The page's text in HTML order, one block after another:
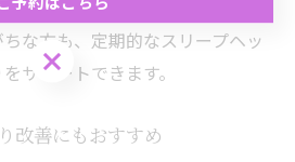
夫がされています。忙しい毎日
な方も、定期的なスリープヘッ
サポートできます。
改善にもおすすめ
予約はこちら